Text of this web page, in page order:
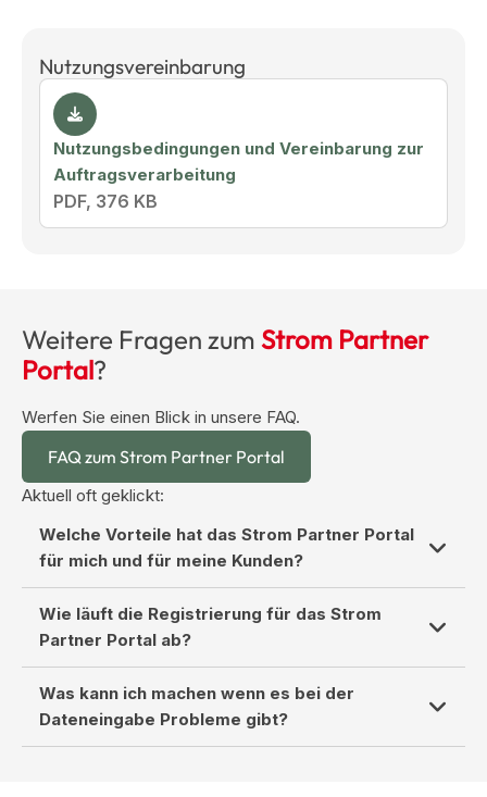
Nutzungsvereinbarung
Nutzungsbedingungen und Vereinbarung zur
Auftragsverarbeitung
PDF, 376 KB
Weitere Fragen zum Strom Partner
Portal?
Werfen Sie einen Blick in unsere FAQ.
FAQ zum Strom Partner Portal
Aktuell oft geklickt:
Welche Vorteile hat das Strom Partner Portal
für mich und für meine Kunden?
Mit demStrom Partner Porta l der Netz
Niederösterreich können Sie Ihre Kundenanträge
schneller, einfacher und übersichtlicher bearbeiten und
zusätzlich den aktuellen Bearbeitungsstatus einsehen.
Wie läuft die Registrierung für das Strom
Partner Portal ab?
Nachdem Sie Ihre Daten eingegeben haben und nach
erfolgreicher Prüfung durch Netz Niederösterreich,
erhalten Sie ein Bestätigungsmail und können das
Was kann ich machen wenn es bei der
Dateneingabe Probleme gibt?